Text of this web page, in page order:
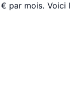
par mois.